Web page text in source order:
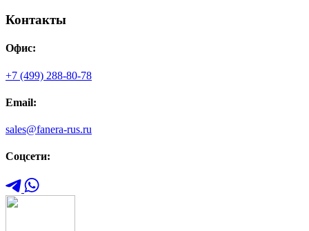
Контакты
Офис:
+7 (499) 288-80-78
Email:
sales@fanera-rus.ru
Соцсети: